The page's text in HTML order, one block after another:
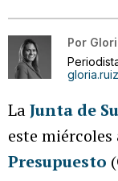
Por
LaJunta de
este miércoles
Presupuesto